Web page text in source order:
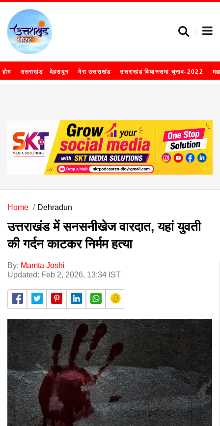
होम उत्तराखंड देहरादून मेरा उत्तराखंड उत्तराखंड विधानसभा चुनाव-2022
Home Dehradun
उत्तराखंड में सनसनीखेज वारदात, यहां युवती
की गर्दन काटकर निर्मम हत्या
By: Mamta Joshi
Updated: Feb 2, 2026, 13:34 IST